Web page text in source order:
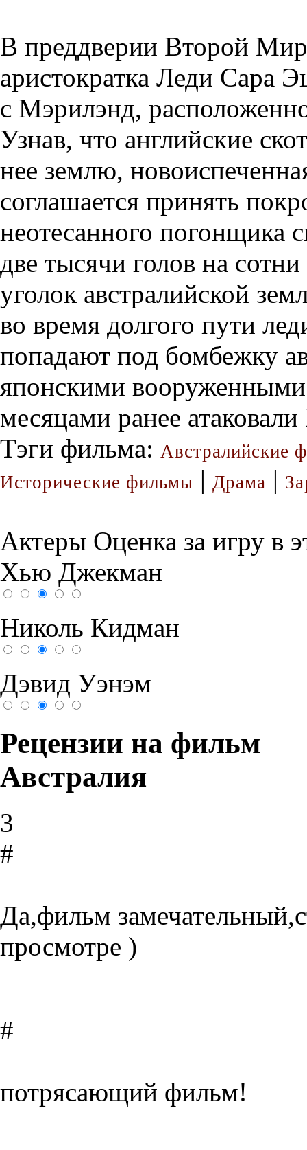
В преддверии Второй
аристократка Леди Сара
с Мэрилэнд,
Узнав, что английские
нее землю,
соглашается принять
неотесанного погонщика
две тысячи голов на
уголок австралийской
во время долгого пути
попадают под бомбежку
японскими
месяцами ранее
Тэги фильма: Австралийские
Исторические фильмы | Драма |
Актеры Оценка за игру в
Хью Джекман
Николь Кидман
Дэвид Уэнэм
Рецензии на фильм
Австралия
3
#
Да,фильм
просмотре )
#
потрясающий фильм!